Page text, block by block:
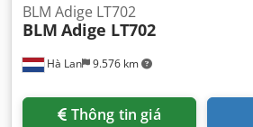
Hà Lan 9.576 km
BLM Adige LT702
BLM Adige LT702
Thông tin giá